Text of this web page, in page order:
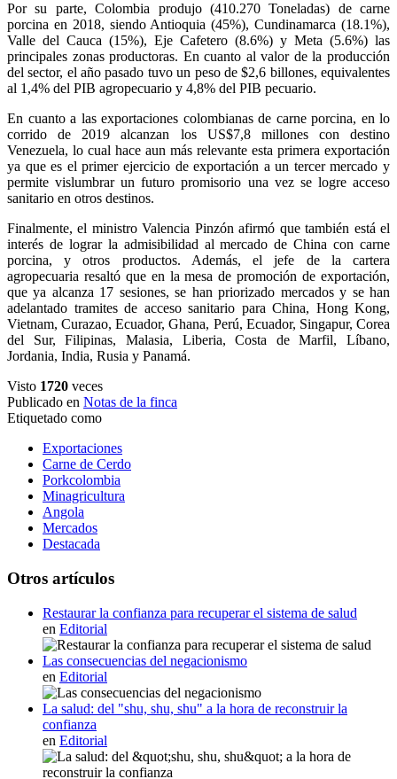
Por su parte, Colombia produjo (410.270 Toneladas) de carne
porcina en 2018, siendo Antioquia (45%), Cundinamarca (18.1%),
Valle del Cauca (15%), Eje Cafetero (8.6%) y Meta (5.6%) las
principales zonas productoras. En cuanto al valor de la producción
del sector, el año pasado tuvo un peso de $2,6 billones, equivalentes
al 1,4% del PIB agropecuario y 4,8% del PIB pecuario.
En cuanto a las exportaciones colombianas de carne porcina, en lo
corrido de 2019 alcanzan los US$7,8 millones con destino
Venezuela, lo cual hace aun más relevante esta primera exportación
ya que es el primer ejercicio de exportación a un tercer mercado y
permite vislumbrar un futuro promisorio una vez se logre acceso
sanitario en otros destinos.
Finalmente, el ministro Valencia Pinzón afirmó que también está el
interés de lograr la admisibilidad al mercado de China con carne
porcina, y otros productos. Además, el jefe de la cartera
agropecuaria resaltó que en la mesa de promoción de exportación,
que ya alcanza 17 sesiones, se han priorizado mercados y se han
adelantado tramites de acceso sanitario para China, Hong Kong,
Vietnam, Curazao, Ecuador, Ghana, Perú, Ecuador, Singapur, Corea
del Sur, Filipinas, Malasia, Liberia, Costa de Marfil, Líbano,
Jordania, India, Rusia y Panamá.
Visto 1720 veces
Publicado en Notas de la finca
Etiquetado como
Exportaciones
Carne de Cerdo
Porkcolombia
Minagricultura
Angola
Mercados
Destacada
Otros artículos
Restaurar la confianza para recuperar el sistema de salud
en Editorial
Las consecuencias del negacionismo
en Editorial
La salud: del "shu, shu, shu" a la hora de reconstruir la
confianza
en Editorial